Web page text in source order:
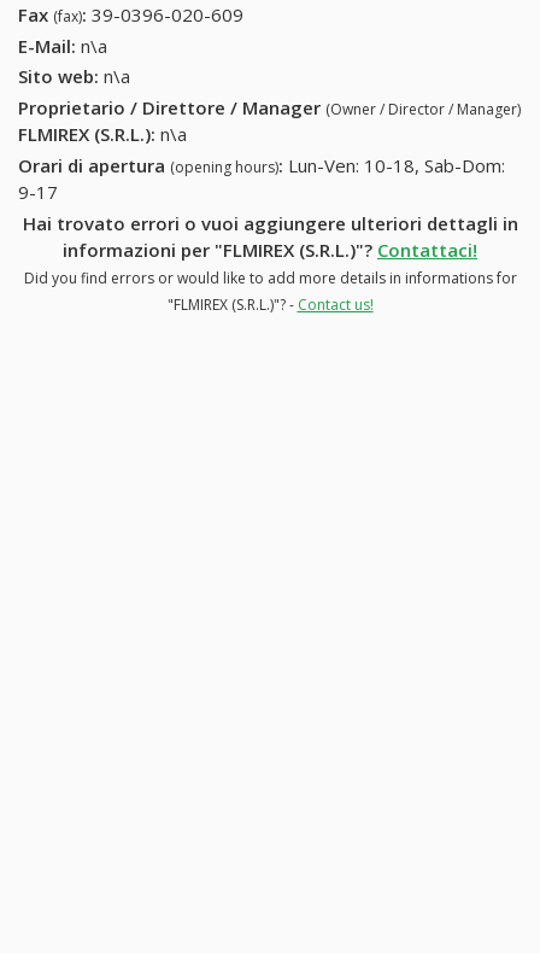
Fax (fax): 39-0396-020-609
E-Mail: n\a
Sito web: n\a
Proprietario / Direttore / Manager (Owner / Director / Manager)
FLMIREX (S.R.L.): n\a
Orari di apertura (opening hours): Lun-Ven: 10-18, Sab-Dom:
9-17
Hai trovato errori o vuoi aggiungere ulteriori dettagli in
informazioni per "FLMIREX (S.R.L.)"? Contattaci!
Did you find errors or would like to add more details in informations for
"FLMIREX (S.R.L.)"? - Contact us!